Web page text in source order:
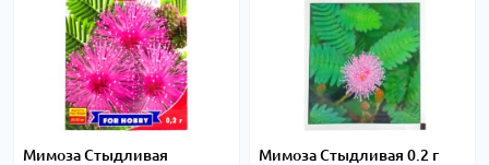
Мимоза Стыдливая
Мимоза Стыдливая 0.2 г